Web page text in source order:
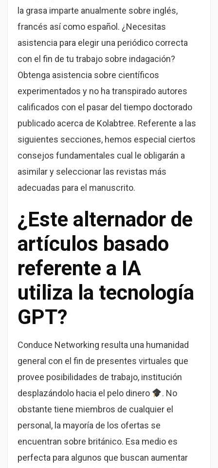
la grasa imparte anualmente sobre inglés,
francés así­ como español. ¿Necesitas
asistencia para elegir una periódico correcta
con el fin de tu trabajo sobre indagación?
Obtenga asistencia sobre científicos
experimentados y no ha transpirado autores
calificados con el pasar del tiempo doctorado
publicado acerca de Kolabtree. Referente a las
siguientes secciones, hemos especial ciertos
consejos fundamentales cual le obligarán a
asimilar y seleccionar las revistas más
adecuadas para el manuscrito.
¿Este alternador de
artículos basado
referente a IA
utiliza la tecnología
GPT?
Conduce Networking resulta una humanidad
general con el fin de presentes virtuales que
provee posibilidades de trabajo, institución
desplazándolo hacia el pelo dinero
. No
obstante tiene miembros de cualquier el
personal, la mayoría de los ofertas se
encuentran sobre británico. Esa medio es
perfecta para algunos que buscan aumentar